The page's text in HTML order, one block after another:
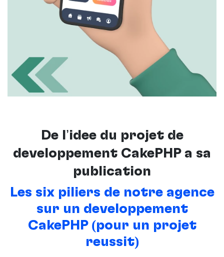
De l’idée du projet de
développement CakePHP à sa
publication
Les six piliers de notre agence
sur un développement
CakePHP (pour un projet
réussit)